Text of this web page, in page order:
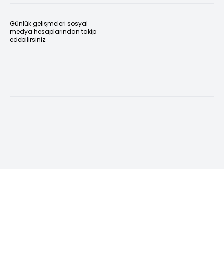
Günlük gelişmeleri sosyal
medya hesaplarından takip
edebilirsiniz.